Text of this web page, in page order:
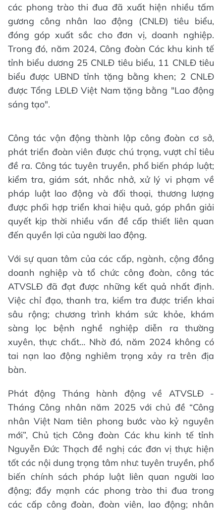
các phong trào thi đua đã xuất hiện nhiều tấm
gương công nhân lao động (CNLĐ) tiêu biểu,
đóng góp xuất sắc cho đơn vị, doanh nghiệp.
Trong đó, năm 2024, Công đoàn Các khu kinh tế
tỉnh biểu dương 25 CNLĐ tiêu biểu, 11 CNLĐ tiêu
biểu được UBND tỉnh tặng bằng khen; 2 CNLĐ
được Tổng LĐLĐ Việt Nam tặng bằng "Lao động
sáng tạo".
Công tác vận động thành lập công đoàn cơ sở,
phát triển đoàn viên được chú trọng, vượt chỉ tiêu
đề ra. Công tác tuyên truyền, phổ biến pháp luật;
kiểm tra, giám sát, nhắc nhở, xử lý vi phạm về
pháp luật lao động và đối thoại, thương lượng
được phối hợp triển khai hiệu quả, góp phần giải
quyết kịp thời nhiều vấn đề cấp thiết liên quan
đến quyền lợi của người lao động.
Với sự quan tâm của các cấp, ngành, cộng đồng
doanh nghiệp và tổ chức công đoàn, công tác
ATVSLĐ đã đạt được những kết quả nhất định.
Việc chỉ đạo, thanh tra, kiểm tra được triển khai
sâu rộng; chương trình khám sức khỏe, khám
sàng lọc bệnh nghề nghiệp diễn ra thường
xuyên, thực chất… Nhờ đó, năm 2024 không có
tai nạn lao động nghiêm trọng xảy ra trên địa
bàn.
Phát động Tháng hành động về ATVSLĐ -
Tháng Công nhân năm 2025 với chủ đề “Công
nhân Việt Nam tiên phong bước vào kỷ nguyên
mới”, Chủ tịch Công đoàn Các khu kinh tế tỉnh
Nguyễn Đức Thạch đề nghị các đơn vị thực hiện
tốt các nội dung trọng tâm như: tuyên truyền, phổ
biến chính sách pháp luật liên quan người lao
động; đẩy mạnh các phong trào thi đua trong
các cấp công đoàn, đoàn viên, lao động; nhân